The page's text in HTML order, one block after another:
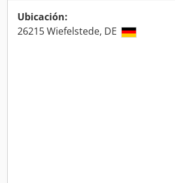
Ubicación:
26215 Wiefelstede, DE